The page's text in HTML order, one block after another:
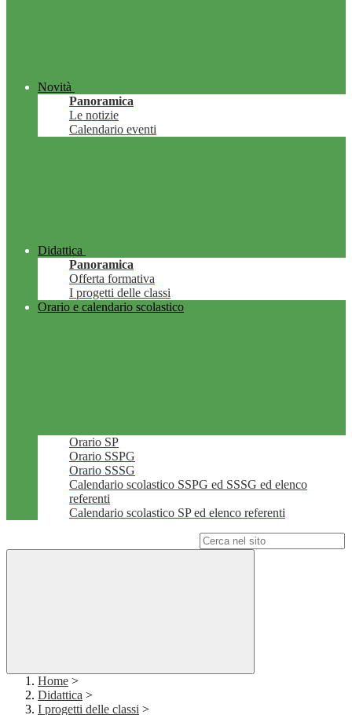
Novità
Panoramica
Le notizie
Calendario eventi
Didattica
Panoramica
Offerta formativa
I progetti delle classi
Orario e calendario scolastico
Orario SP
Orario SSPG
Orario SSSG
Calendario scolastico SSPG ed SSSG ed elenco
referenti
Calendario scolastico SP ed elenco referenti
Home >
Didattica >
I progetti delle classi >